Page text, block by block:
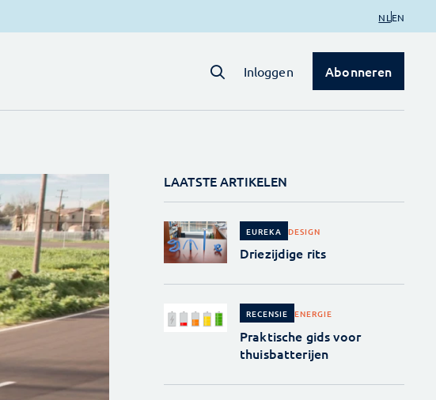
NL EN
Inloggen Abonneren
LAATSTE ARTIKELEN
EUREKA DESIGN
Driezijdige rits
RECENSIE ENERGIE
Praktische gids voor
thuisbatterijen